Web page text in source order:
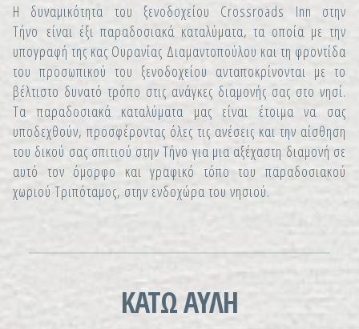
Η δυναμικότητα του ξενοδοχείου Crossroads Inn στην
Τήνο είναι έξι παραδοσιακά καταλύματα, τα οποία με την
υπογραφή της κας Ουρανίας Διαμαντοπούλου και τη φροντίδα
του προσωπικού του ξενοδοχείου ανταποκρίνονται με το
βέλτιστο δυνατό τρόπο στις ανάγκες διαμονής σας στο νησί.
Τα παραδοσιακά καταλύματα μας είναι έτοιμα να σας
υποδεχθούν, προσφέροντας όλες τις ανέσεις και την αίσθηση
του δικού σας σπιτιού στην Τήνο για μια αξέχαστη διαμονή σε
αυτό τον όμορφο και γραφικό τόπο του παραδοσιακού
χωριού Τριπόταμος, στην ενδοχώρα του νησιού.
ΚΑΤΩ ΑΥΛΗ